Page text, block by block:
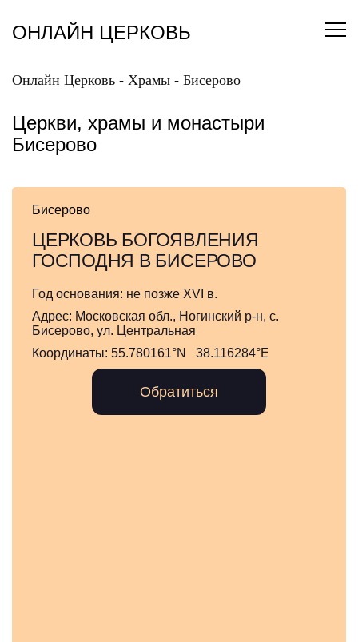
содержанию
ОНЛАЙН ЦЕРКОВЬ
Онлайн Церковь - Храмы - Бисерово
Церкви, храмы и монастыри
Бисерово
Бисерово
ЦЕРКОВЬ БОГОЯВЛЕНИЯ
ГОСПОДНЯ В БИСЕРОВО
Год основания: не позже XVI в.
Адрес: Московская обл., Ногинский р-н, с.
Бисерово, ул. Центральная
Координаты: 55.780161°N 38.116284°E
Обратиться